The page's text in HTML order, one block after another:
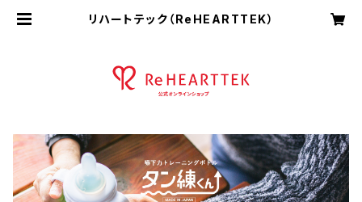
リハートテック（ReHEARTTEK）